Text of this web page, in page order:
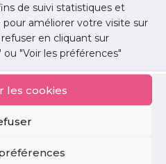
de suivi statistiques et
améliorer votre visite sur
en cliquant sur
"Voir les préférences"
les cookies